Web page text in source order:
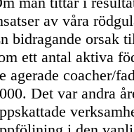
av våra
bidragande orsak
ett antal aktiva
agerade coacher/
Det var andra